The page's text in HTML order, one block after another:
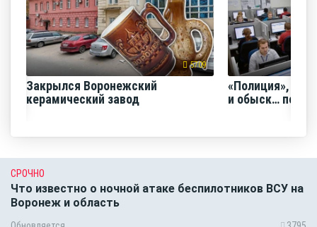
5709
Закрылся Воронежский
керамический завод
«Полиция»,
и обыск… по
СРОЧНО
Что известно о ночной атаке беспилотников ВСУ на
Воронеж и область